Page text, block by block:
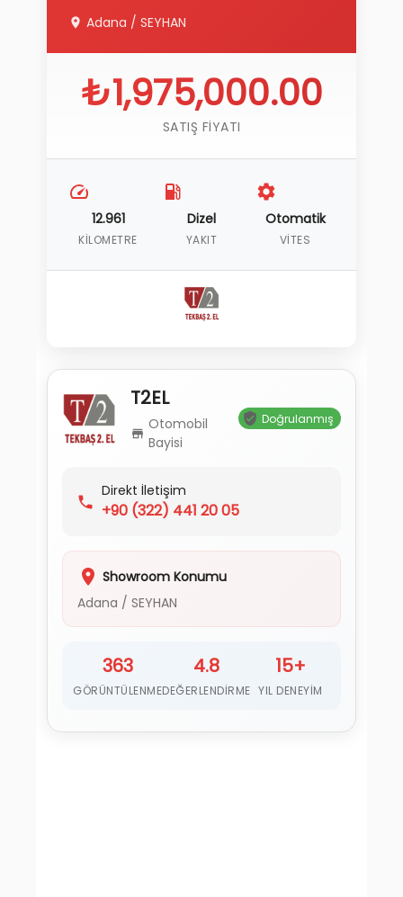
Adana / SEYHAN
₺1,975,000.00
SATIŞ FIYATI
12.961
KILOMETRE
Dizel
YAKIT
Otomatik
VITES
T2EL
Otomobil
Bayisi
Doğrulanmış
Direkt İletişim
+90 (322) 441 20 05
Showroom Konumu
Adana / SEYHAN
363
GÖRÜNTÜLENME
4.8
DEĞERLENDIRME
15+
YIL DENEYIM